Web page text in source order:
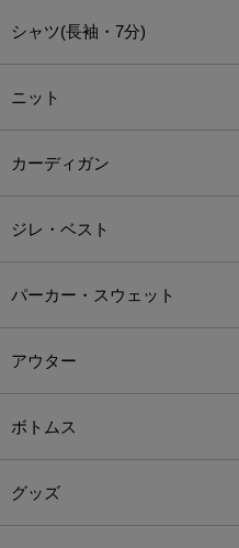
シャツ(長袖・7分)
ニット
カーディガン
ジレ・ベスト
パーカー・スウェット
アウター
ボトムス
グッズ